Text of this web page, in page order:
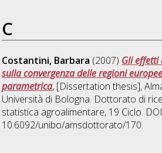
C
Costantini, Barbara (2007) Gli effetti
sulla convergenza delle regioni
parametrica, [Dissertation thesis],
Università di Bologna. Dottorato di
statistica agroalimentare, 19 Ciclo. DOI
10.6092/unibo/amsdottorato/170.